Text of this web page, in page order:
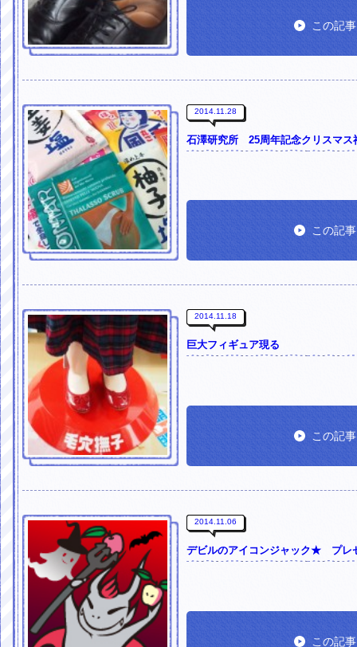
この記
2014.11.28
石澤研究所 25周年記念クリスマス
この記
2014.11.18
巨大フィギュア現る
この記
2014.11.06
デビルのアイコンジャック★ プレ
この記